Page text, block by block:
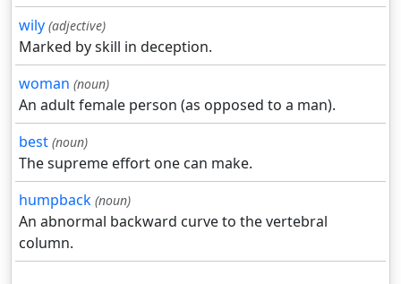
wily (adjective)
Marked by skill in deception.
woman (noun)
An adult female person (as opposed to a man).
best (noun)
The supreme effort one can make.
humpback (noun)
An abnormal backward curve to the vertebral
column.